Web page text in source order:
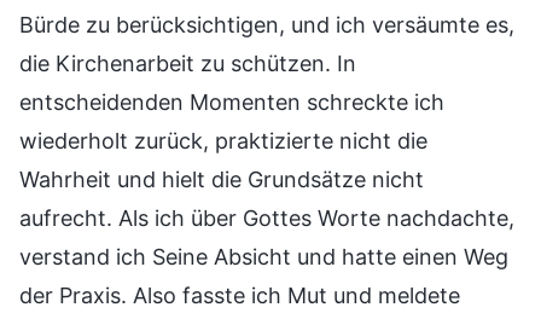
Bürde zu berücksichtigen, und ich versäumte es,
die Kirchenarbeit zu schützen. In
entscheidenden Momenten schreckte ich
wiederholt zurück, praktizierte nicht die
Wahrheit und hielt die Grundsätze nicht
aufrecht. Als ich über Gottes Worte nachdachte,
verstand ich Seine Absicht und hatte einen Weg
der Praxis. Also fasste ich Mut und meldete